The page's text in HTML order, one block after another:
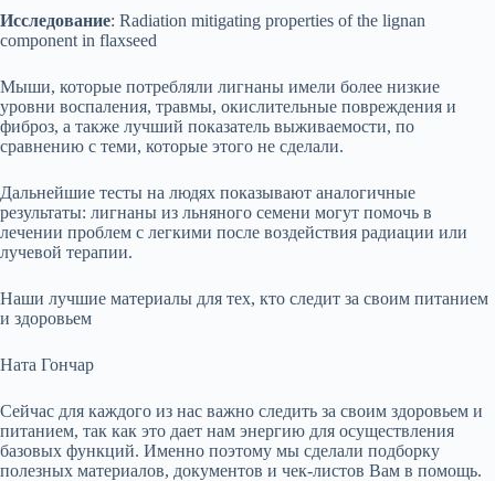
Исследование: Radiation mitigating properties of the lignan
component in flaxseed
Мыши, которые потребляли лигнаны имели более низкие
уровни воспаления, травмы, окислительные повреждения и
фиброз, а также лучший показатель выживаемости, по
сравнению с теми, которые этого не сделали.
Дальнейшие тесты на людях показывают аналогичные
результаты: лигнаны из льняного семени могут помочь в
лечении проблем с легкими после воздействия радиации или
лучевой терапии.
Наши лучшие материалы для тех, кто следит за своим питанием
и здоровьем
Ната Гончар
Сейчас для каждого из нас важно следить за своим здоровьем и
питанием, так как это дает нам энергию для осуществления
базовых функций. Именно поэтому мы сделали подборку
полезных материалов, документов и чек-листов Вам в помощь.